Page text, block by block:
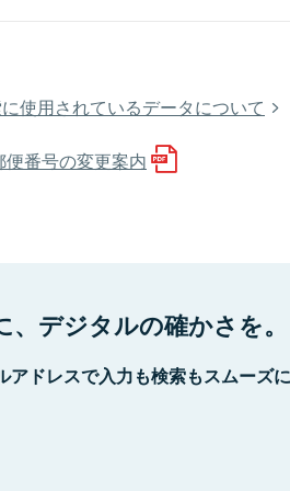
使用されているデータについて
番号の変更案内
、デジタルの確かさを。
アドレスで入力も検索もスムーズ